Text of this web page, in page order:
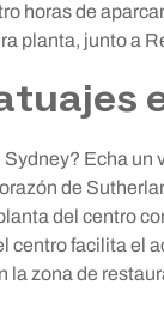
horas de
planta, junto a
Echa
de
del centro
centro facilita el
la zona de